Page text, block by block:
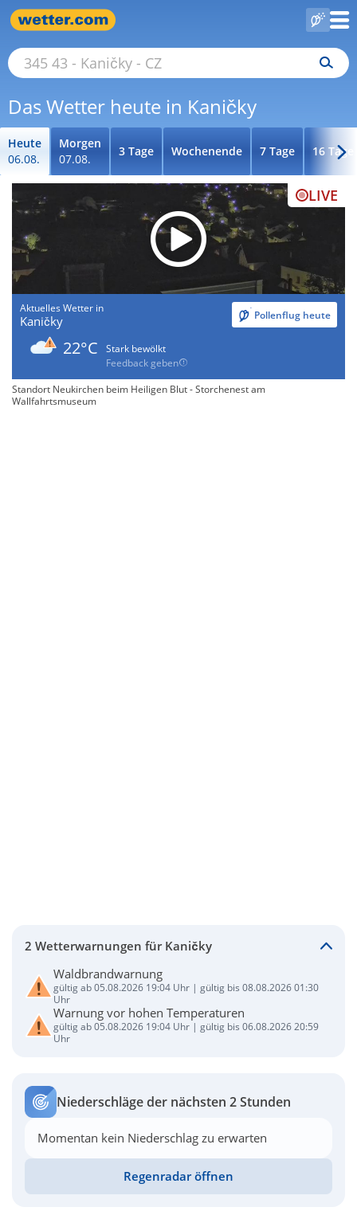
Das Wetter heute in Kaničky
Heute
06.08.
Morgen
07.08.
3 Tage Wochenende 7 Tage 16 Tage
LIVE
Aktuelles Wetter in
Kaničky Pollenflug heute
22°C
Stark bewölkt
Feedback geben
Standort Neukirchen beim Heiligen Blut - Storchenest am
Wallfahrtsmuseum
2 Wetterwarnungen für Kaničky
Waldbrandwarnung
gültig ab 05.08.2026 19:04 Uhr | gültig bis 08.08.2026 01:30
Uhr
Warnung vor hohen Temperaturen
gültig ab 05.08.2026 19:04 Uhr | gültig bis 06.08.2026 20:59
Uhr
Niederschläge der nächsten 2 Stunden
Momentan kein Niederschlag zu erwarten
Regenradar öffnen